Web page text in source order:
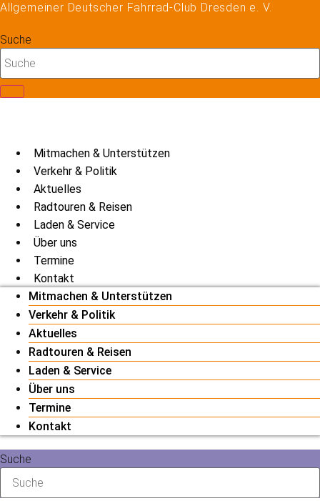
Zum
springen
Allgemeiner Deutscher Fahrrad-Club Dresden e. V.
Suche
Mitmachen & Unterstützen
Verkehr & Politik
Aktuelles
Radtouren & Reisen
Laden & Service
Über uns
Termine
Kontakt
Mitmachen & Unterstützen
Verkehr & Politik
Aktuelles
Radtouren & Reisen
Laden & Service
Über uns
Termine
Kontakt
Suche